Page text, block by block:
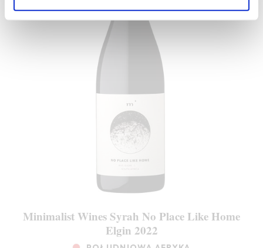
Minimalist Wines Syrah No Place Like Home
Elgin 2022